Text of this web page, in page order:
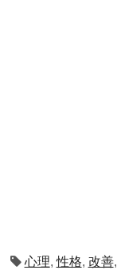
心理,性格, 改善,